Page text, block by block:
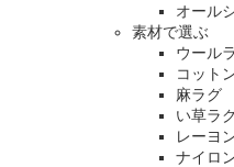
オール
素材で選ぶ
ウール
コット
麻ラグ
い草ラ
レーヨ
ナイロ